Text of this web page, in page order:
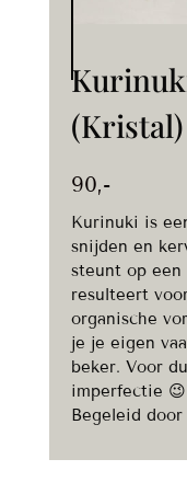
(Kristal)
90,-
Kurinuki is
snijden en
steunt op
resulteert
organische
je je eigen
beker. Voor
imperfectie 😉
Begeleid door